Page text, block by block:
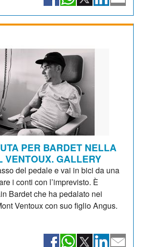
PER BARDET NELLA
VENTOUX. GALLERY
del pedale e vai in bici da una
i conti con l’imprevisto. È
Bardet che ha pedalato nei
Ventoux con suo figlio Angus.